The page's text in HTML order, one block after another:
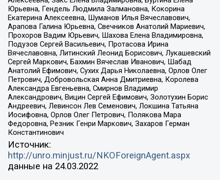
Юрьевна, Гендель Людмила Залмановна, Кокорина
Екатерина Алексеевна, Шуманов Илья Вячеславович,
Арапова Галина Юрьевна, Свечников Анатолий Мариевич,
Прохоров Вадим Юрьевич, Шахова Елена Владимировна,
Подузов Сергей Васильевич, Протасова Ирина
Вячеславовна, Литинский Леонид Борисович, Лукашевский
Сергей Маркович, Бахмин Вячеслав Иванович, Шабад
Анатолий Ефимович, Сухих Дарья Николаевна, Орлов Олег
Петрович, Добровольская Анна Дмитриевна, Королева
Александра Евгеньевна, Смирнов Владимир
Александрович, Вицин Сергей Ефимович, Золотухин Борис
Андреевич, Левинсон Лев Семенович, Локшина Татьяна
Иосифовна, Орлов Олег Петрович, Полякова Мара
Федоровна, Резник Генри Маркович, Захаров Герман
Константинович
Источник:
http://unro.minjust.ru/NKOForeignAgent.aspx
данные на 24.03.2022